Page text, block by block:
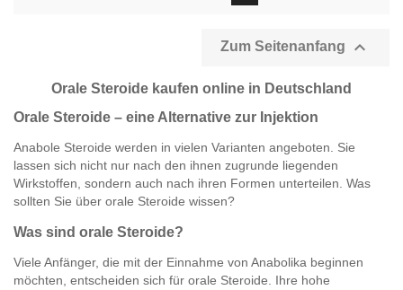
Zum Seitenanfang 
Orale Steroide kaufen online in Deutschland
Orale Steroide – eine Alternative zur Injektion
Anabole Steroide werden in vielen Varianten angeboten. Sie
lassen sich nicht nur nach den ihnen zugrunde liegenden
Wirkstoffen, sondern auch nach ihren Formen unterteilen. Was
sollten Sie über orale Steroide wissen?
Was sind orale Steroide?
Viele Anfänger, die mit der Einnahme von Anabolika beginnen
möchten, entscheiden sich für orale Steroide. Ihre hohe